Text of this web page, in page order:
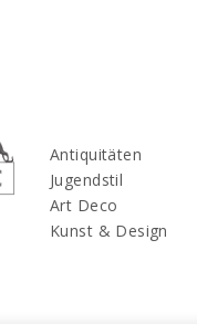
Antiquitäten
Jugendstil
Art Deco
Kunst & Design